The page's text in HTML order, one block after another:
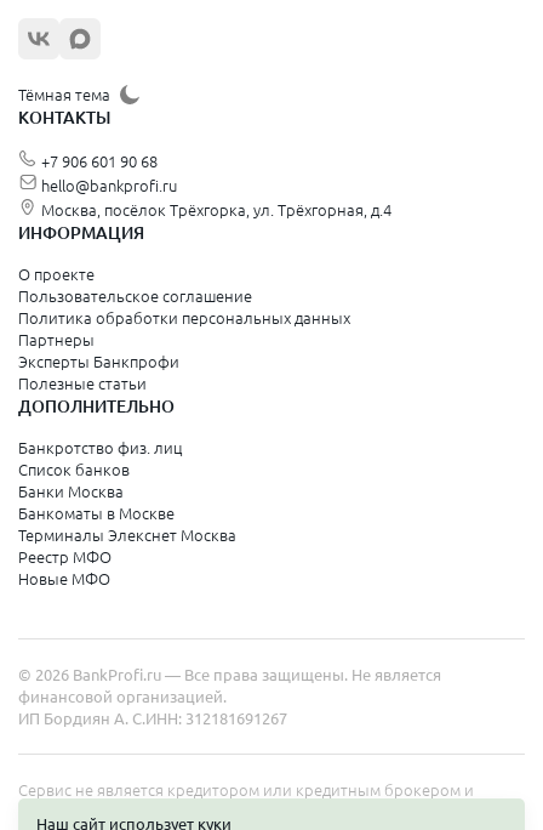
Тёмная тема
КОНТАКТЫ
+7 906 601 90 68
hello@bankprofi.ru
Москва, посёлок Трёхгорка, ул. Трёхгорная, д.4
ИНФОРМАЦИЯ
О проекте
Пользовательское соглашение
Политика обработки персональных данных
Партнеры
Эксперты Банкпрофи
Полезные статьи
ДОПОЛНИТЕЛЬНО
Банкротство физ. лиц
Список банков
Банки Москва
Банкоматы в Москве
Терминалы Элекснет Москва
Реестр МФО
Новые МФО
© 2026 BankProfi.ru — Все права защищены. Не является
финансовой организацией.
ИП Бордиян А. С.ИНН: 312181691267
Сервис не является кредитором или кредитным брокером и
Наш сайт использует куки